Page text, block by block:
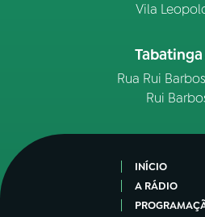
Vila
Tabatinga
Rua Rui
Rui
INÍCIO
A RÁDIO